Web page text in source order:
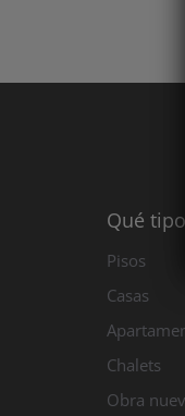
Qué
Pisos
Casas
Chalets
Obra